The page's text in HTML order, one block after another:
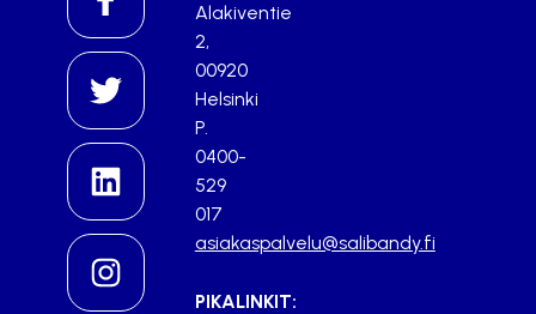
Alakiventie
2,
00920
Helsinki
P.
0400-
529
017
asiakaspalvelu@salibandy.fi
PIKALINKIT: